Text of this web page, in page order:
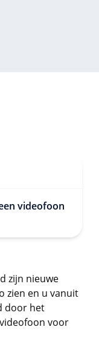
videofoon
zijn nieuwe
zien en u vanuit
door het
voor